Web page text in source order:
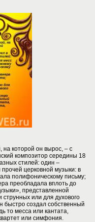
на которой он вырос, – с
композитор середины 18
стилей: один –
церковной музыки: в
полифоническому письму;
преобладала вплоть до
представленной
струнных или для духового
быстро создал собственный
то месса или кантата,
или симфония.